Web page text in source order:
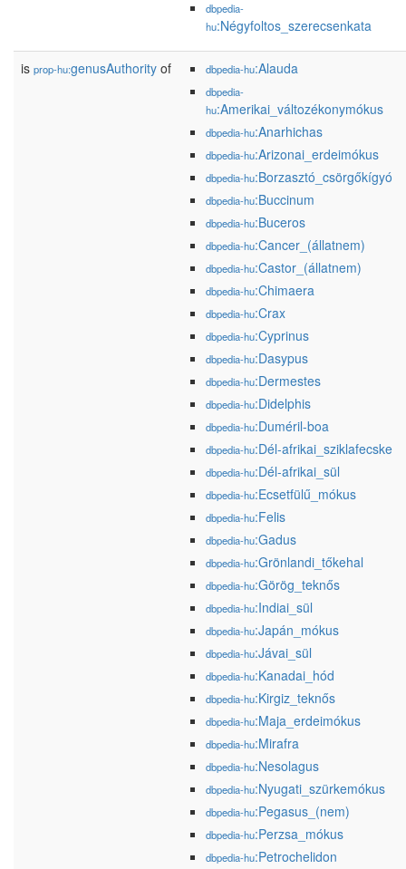
dbpedia-
hu:Négyfoltos_szerecsenkata
is prop-hu:genusAuthority of dbpedia-hu:Alauda
dbpedia-
hu:Amerikai_változékonymókus
dbpedia-hu:Anarhichas
dbpedia-hu:Arizonai_erdeimókus
dbpedia-hu:Borzasztó_csörgőkígyó
dbpedia-hu:Buccinum
dbpedia-hu:Buceros
dbpedia-hu:Cancer_(állatnem)
dbpedia-hu:Castor_(állatnem)
dbpedia-hu:Chimaera
dbpedia-hu:Crax
dbpedia-hu:Cyprinus
dbpedia-hu:Dasypus
dbpedia-hu:Dermestes
dbpedia-hu:Didelphis
dbpedia-hu:Duméril-boa
dbpedia-hu:Dél-afrikai_sziklafecske
dbpedia-hu:Dél-afrikai_sül
dbpedia-hu:Ecsetfülű_mókus
dbpedia-hu:Felis
dbpedia-hu:Gadus
dbpedia-hu:Grönlandi_tőkehal
dbpedia-hu:Görög_teknős
dbpedia-hu:Indiai_sül
dbpedia-hu:Japán_mókus
dbpedia-hu:Jávai_sül
dbpedia-hu:Kanadai_hód
dbpedia-hu:Kirgiz_teknős
dbpedia-hu:Maja_erdeimókus
dbpedia-hu:Mirafra
dbpedia-hu:Nesolagus
dbpedia-hu:Nyugati_szürkemókus
dbpedia-hu:Pegasus_(nem)
dbpedia-hu:Perzsa_mókus
dbpedia-hu:Petrochelidon